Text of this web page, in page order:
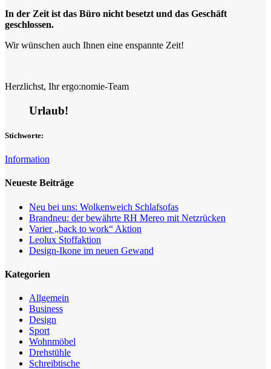
In der Zeit ist das Büro nicht besetzt und das Geschäft
geschlossen.
Wir wünschen auch Ihnen eine enspannte Zeit!
Herzlichst, Ihr ergo:nomie-Team
Urlaub!
Stichworte:
Information
Neueste Beiträge
Neu bei uns: Wolkenweich Schlafsofas
Brandneu: der bewährte RH Mereo mit Netzrücken
Varier „back to work“ Aktion
Leolux Stoffaktion
Design-Ikone im neuen Gewand
Kategorien
Allgemein
Business
Design
Sport
Wohnmöbel
Drehstühle
Schreibtische